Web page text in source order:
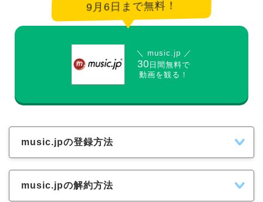
9月6日まで無料！
＼ music.jp ／
30 日間無料で
動画を観る！
music.jpの登録方法
music.jpの解約方法